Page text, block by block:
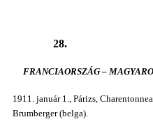
28.
FRANCIAORSZÁG –
1911. január 1., Párizs,
Brumberger (belga).